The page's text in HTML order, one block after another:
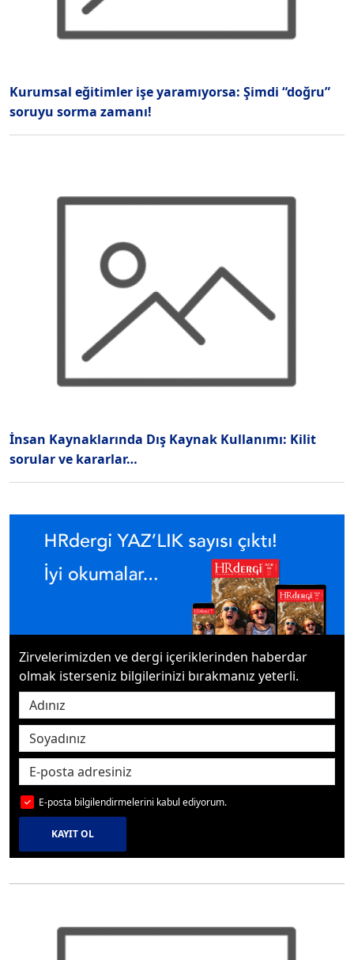
Kurumsal eğitimler işe yaramıyorsa: Şimdi “doğru”
soruyu sorma zamanı!
İnsan Kaynaklarında Dış Kaynak Kullanımı: Kilit
sorular ve kararlar…
Zirvelerimizden ve dergi içeriklerinden haberdar
olmak isterseniz bilgilerinizi bırakmanız yeterli.
E-posta bilgilendirmelerini kabul ediyorum.
KAYIT OL